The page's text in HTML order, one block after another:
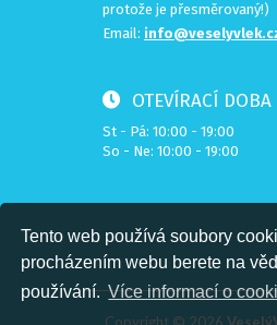
Tento web používá soubory
procházením webu berete na
používání.Více informací o
protože je přesměrovaný!)
Email:
OTEVÍRACÍ DOBA
St - Pá: 10:00 - 19:00
So - Ne: 10:00 - 19:00